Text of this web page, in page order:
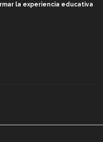
la experiencia educativa